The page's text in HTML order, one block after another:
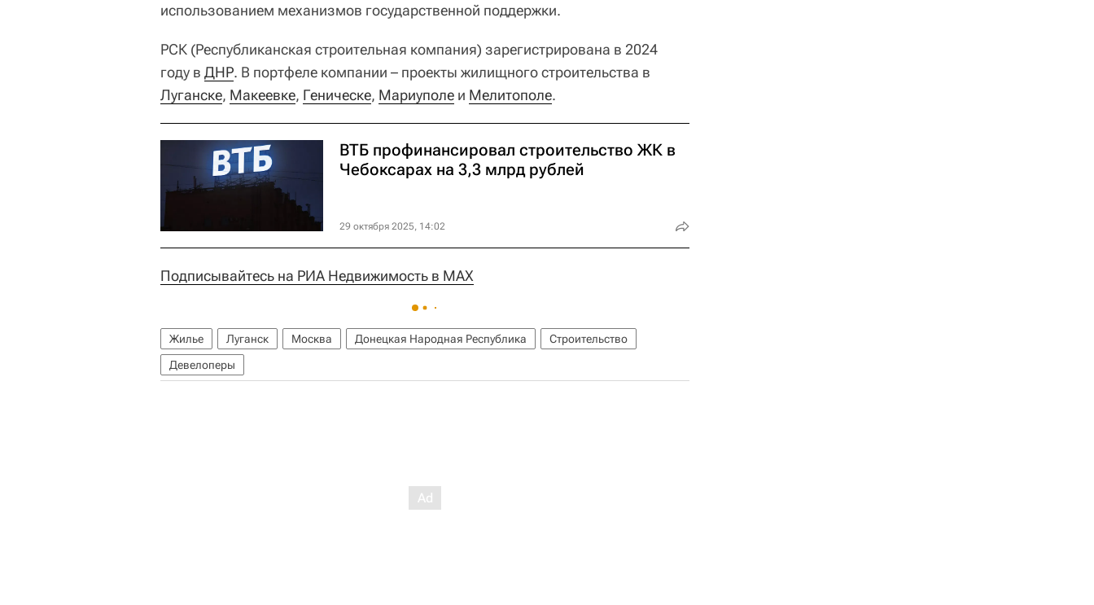
использованием механизмов государственной поддержки.
РСК (Республиканская строительная компания) зарегистрирована в 2024
году в ДНР. В портфеле компании – проекты жилищного строительства в
Луганске, Макеевке, Геническе, Мариуполе и Мелитополе.
ВТБ профинансировал строительство ЖК в
Чебоксарах на 3,3 млрд рублей
29 октября 2025, 14:02
Подписывайтесь на РИА Недвижимость в MAX
Жилье Луганск Москва Донецкая Народная Республика
Строительство
Девелоперы